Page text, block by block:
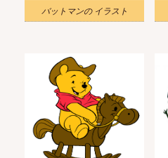
バットマンの イラスト